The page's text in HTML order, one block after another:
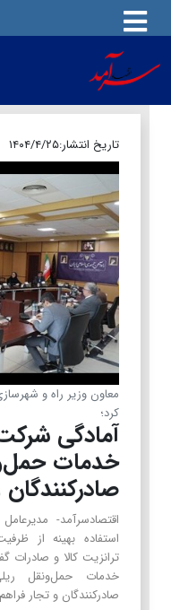
تاریخ انتشار:۱۴۰۴/۴/۲۵
معاون وزیر راه و
کرد؛
آمادگی شرکت
خدمات
اقتصادسرآمد-
استفاده بهینه از
ترانزیت کالا و صادرات
خدمات حمل‌ونقل
صادرکنندگان و تجار